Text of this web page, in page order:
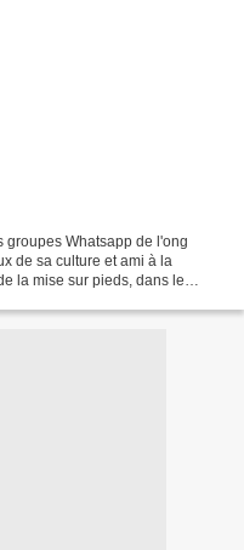
groupes Whatsapp de l'ong
de sa culture et ami à la
la mise sur pieds, dans le